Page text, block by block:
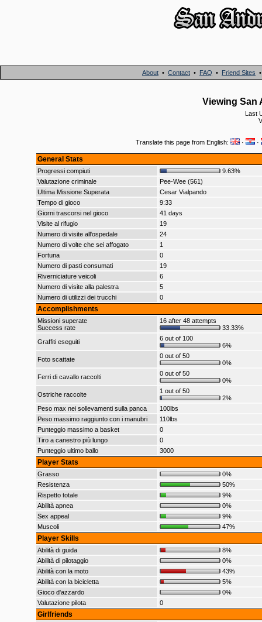
About • Contact • FAQ • Friend Sites
Viewing San
Last
Translate this page from English: · ·
General Stats
Progressi compiuti
9.63%
Valutazione criminale
Pee-Wee (561)
Ultima Missione Superata
Cesar Vialpando
Tempo di gioco
9:33
Giorni trascorsi nel gioco
41 days
Visite al rifugio
19
Numero di visite all'ospedale
24
Numero di volte che sei affogato
1
Fortuna
0
Numero di pasti consumati
19
Riverniciature veicoli
6
Numero di visite alla palestra
5
Numero di utilizzi dei trucchi
0
Accomplishments
Missioni superate
Success rate
16 after 48 attempts
33.33%
Graffiti eseguiti
6 out of 100
6%
Foto scattate
0 out of 50
0%
Ferri di cavallo raccolti
0 out of 50
0%
Ostriche raccolte
1 out of 50
2%
Peso max nei sollevamenti sulla panca
100lbs
Peso massimo raggiunto con i manubri
110lbs
Punteggio massimo a basket
0
Tiro a canestro più lungo
0
Punteggio ultimo ballo
3000
Player Stats
Grasso
0%
Resistenza
50%
Rispetto totale
9%
Abilità apnea
0%
Sex appeal
9%
Muscoli
47%
Player Skills
Abilità di guida
8%
Abilità di pilotaggio
0%
Abilità con la moto
43%
Abilità con la bicicletta
5%
Gioco d'azzardo
0%
Valutazione pilota
0
Girlfriends